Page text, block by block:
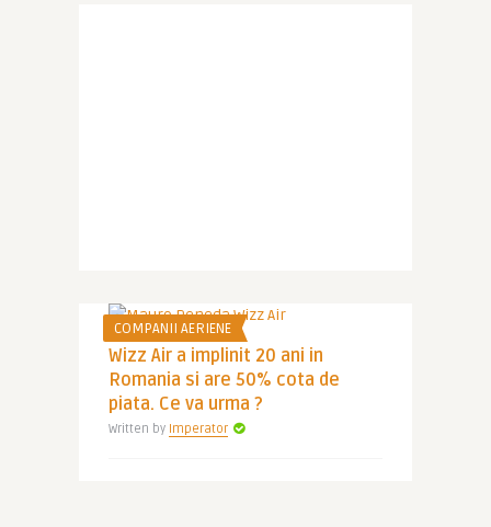
COMPANII AERIENE
Wizz Air a implinit 20 ani in
Romania si are 50% cota de
piata. Ce va urma ?
Written by Imperator